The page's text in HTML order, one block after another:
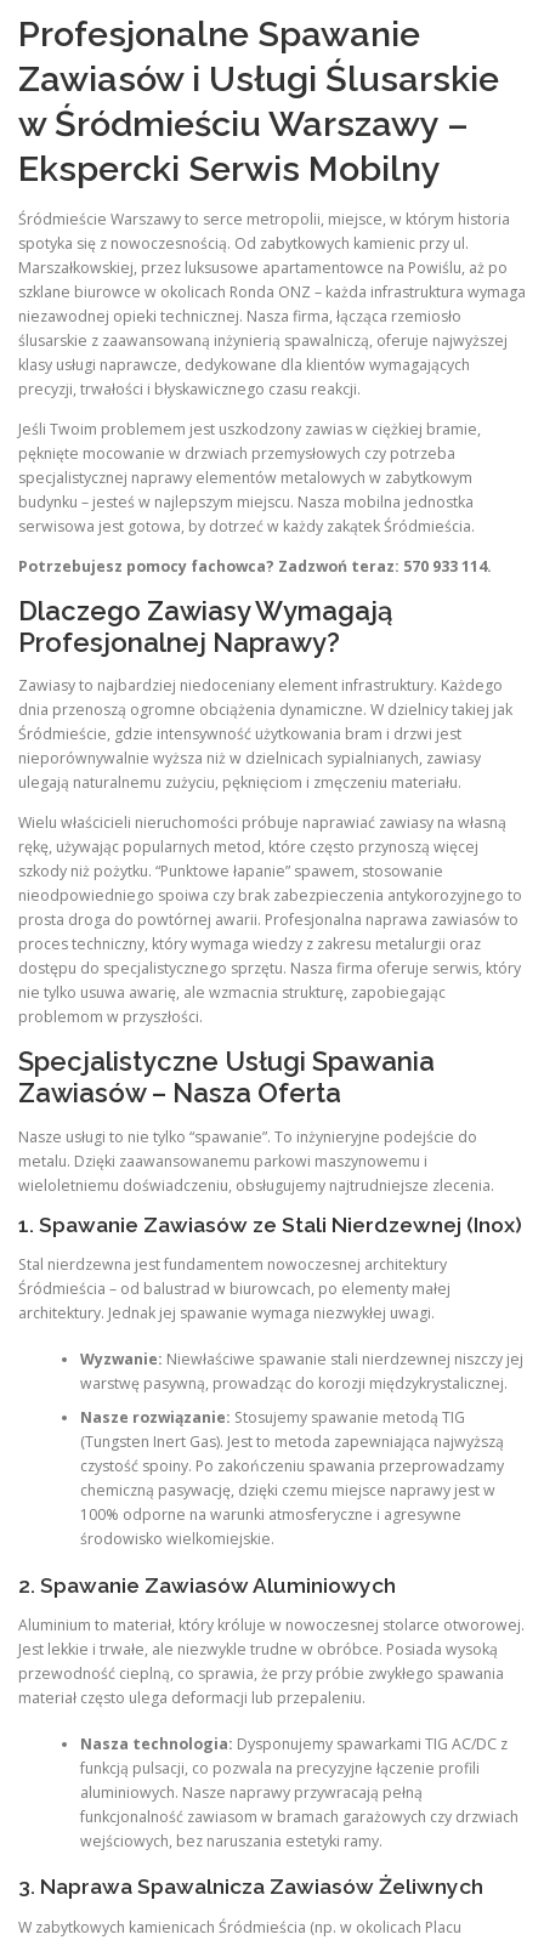
Profesjonalne Spawanie
Zawiasów i Usługi Ślusarskie
w Śródmieściu Warszawy –
Ekspercki Serwis Mobilny
Śródmieście Warszawy to serce metropolii, miejsce, w którym historia
spotyka się z nowoczesnością. Od zabytkowych kamienic przy ul.
Marszałkowskiej, przez luksusowe apartamentowce na Powiślu, aż po
szklane biurowce w okolicach Ronda ONZ – każda infrastruktura wymaga
niezawodnej opieki technicznej. Nasza firma, łącząca rzemiosło
ślusarskie z zaawansowaną inżynierią spawalniczą, oferuje najwyższej
klasy usługi naprawcze, dedykowane dla klientów wymagających
precyzji, trwałości i błyskawicznego czasu reakcji.
Jeśli Twoim problemem jest uszkodzony zawias w ciężkiej bramie,
pęknięte mocowanie w drzwiach przemysłowych czy potrzeba
specjalistycznej naprawy elementów metalowych w zabytkowym
budynku – jesteś w najlepszym miejscu. Nasza mobilna jednostka
serwisowa jest gotowa, by dotrzeć w każdy zakątek Śródmieścia.
Potrzebujesz pomocy fachowca? Zadzwoń teraz: 570 933 114.
Dlaczego Zawiasy Wymagają
Profesjonalnej Naprawy?
Zawiasy to najbardziej niedoceniany element infrastruktury. Każdego
dnia przenoszą ogromne obciążenia dynamiczne. W dzielnicy takiej jak
Śródmieście, gdzie intensywność użytkowania bram i drzwi jest
nieporównywalnie wyższa niż w dzielnicach sypialnianych, zawiasy
ulegają naturalnemu zużyciu, pęknięciom i zmęczeniu materiału.
Wielu właścicieli nieruchomości próbuje naprawiać zawiasy na własną
rękę, używając popularnych metod, które często przynoszą więcej
szkody niż pożytku. “Punktowe łapanie” spawem, stosowanie
nieodpowiedniego spoiwa czy brak zabezpieczenia antykorozyjnego to
prosta droga do powtórnej awarii. Profesjonalna naprawa zawiasów to
proces techniczny, który wymaga wiedzy z zakresu metalurgii oraz
dostępu do specjalistycznego sprzętu. Nasza firma oferuje serwis, który
nie tylko usuwa awarię, ale wzmacnia strukturę, zapobiegając
problemom w przyszłości.
Specjalistyczne Usługi Spawania
Zawiasów – Nasza Oferta
Nasze usługi to nie tylko “spawanie”. To inżynieryjne podejście do
metalu. Dzięki zaawansowanemu parkowi maszynowemu i
wieloletniemu doświadczeniu, obsługujemy najtrudniejsze zlecenia.
1. Spawanie Zawiasów ze Stali Nierdzewnej (Inox)
Stal nierdzewna jest fundamentem nowoczesnej architektury
Śródmieścia – od balustrad w biurowcach, po elementy małej
architektury. Jednak jej spawanie wymaga niezwykłej uwagi.
Wyzwanie: Niewłaściwe spawanie stali nierdzewnej niszczy jej
warstwę pasywną, prowadząc do korozji międzykrystalicznej.
Nasze rozwiązanie: Stosujemy spawanie metodą TIG
(Tungsten Inert Gas). Jest to metoda zapewniająca najwyższą
czystość spoiny. Po zakończeniu spawania przeprowadzamy
chemiczną pasywację, dzięki czemu miejsce naprawy jest w
100% odporne na warunki atmosferyczne i agresywne
środowisko wielkomiejskie.
2. Spawanie Zawiasów Aluminiowych
Aluminium to materiał, który króluje w nowoczesnej stolarce otworowej.
Jest lekkie i trwałe, ale niezwykle trudne w obróbce. Posiada wysoką
przewodność cieplną, co sprawia, że przy próbie zwykłego spawania
materiał często ulega deformacji lub przepaleniu.
Nasza technologia: Dysponujemy spawarkami TIG AC/DC z
funkcją pulsacji, co pozwala na precyzyjne łączenie profili
aluminiowych. Nasze naprawy przywracają pełną
funkcjonalność zawiasom w bramach garażowych czy drzwiach
wejściowych, bez naruszania estetyki ramy.
3. Naprawa Spawalnicza Zawiasów Żeliwnych
W zabytkowych kamienicach Śródmieścia (np. w okolicach Placu